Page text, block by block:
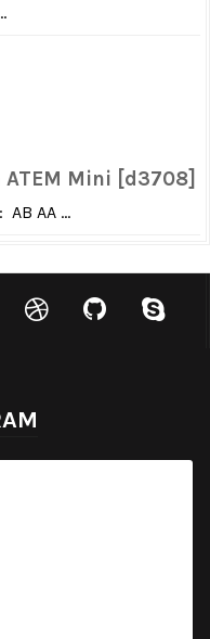
ATEM Mini [d3708]
AA ...